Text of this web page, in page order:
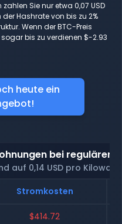
Sie nur etwa 0,07 USD
Hashrate von bis zu 2%
Wenn der BTC-Preis
bis zu verdienen $-2.93
heute ein
bei
auf 0,14 USD pro
Stromkosten
$414.72